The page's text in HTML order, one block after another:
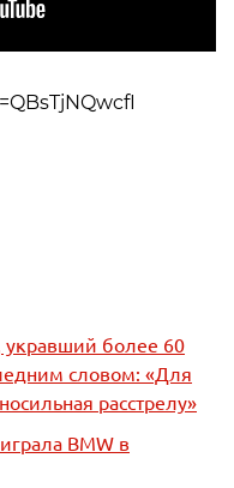
укравший более 60
словом: «Для
расстрелу»
BMW в